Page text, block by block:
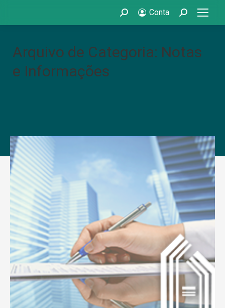
Search: Conta Search:
Arquivo de Categoria: Notas
e Informações